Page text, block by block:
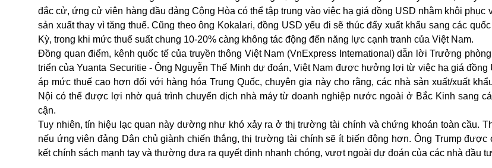
đắc cử, ứng cử viên hàng đầu đảng Cộng Hòa có thể tập trung vào việc hạ giá đồng USD nhằm khôi phục
sản xuất thay vì tăng thuế. Cũng theo ông Kokalari, đồng USD yếu đi sẽ thúc đẩy xuất khẩu sang các
Kỳ, trong khi mức thuế suất chung 10-20% càng không tác động đến năng lực cạnh tranh của Việt Nam.
Đồng quan điểm, kênh quốc tế của truyền thông Việt Nam (VnExpress International) dẫn lời Trưởng
triển của Yuanta Securitie - Ông Nguyễn Thế Minh dự đoán,Việt Nam được hưởng lợi từ việc hạ giá đồng
áp mức thuế cao hơn đối với hàng hóa Trung Quốc, chuyên gia này cho rằng, các nhà sản xuất/xuất
Nội có thể được lợi nhờ quá trình chuyển dịch nhà máy từ doanh nghiệp nước ngoài ở Bắc Kinh sang
cận.
Tuy nhiên, tín hiệu lạc quan này dường như khó xảy ra ở thị trường tài chính và chứng khoán toàn cầu.
nếu ứng viên đảng Dân chủ giành chiến thắng, thị trường tài chính sẽ ít biến động hơn. Ông Trump được
kết chính sách mạnh tay và thường đưa ra quyết định nhanh chóng, vượt ngoài dự đoán của các nhà đầu